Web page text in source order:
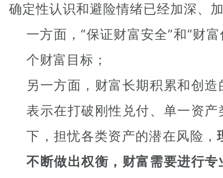
确定性认识和避险情绪已经加深、
一方面，“保证财富安全”和“财
个财富目标；
另一方面，财富长期积累和创
表示在打破刚性兑付、单一资
下，担忧各类资产的潜在风险，
不断做出权衡，财富需要进行